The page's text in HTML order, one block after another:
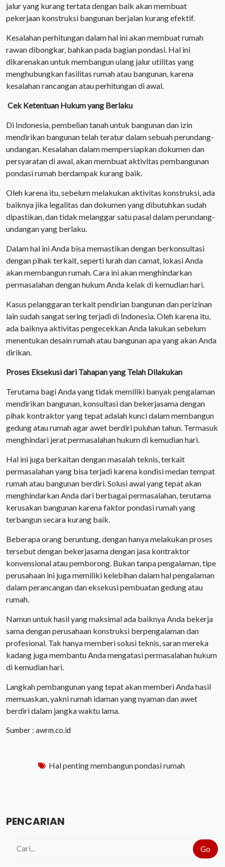
jalur yang kurang tertata dengan baik akan membuat
pekerjaan konstruksi bangunan berjalan kurang efektif.
Kesalahan perhitungan dalam hal ini akan membuat rumah
rawan dibongkar, bahkan pada bagian pondasi. Hal ini
dikarenakan untuk membangun ulang jalur utilitas yang
menghubungkan fasilitas rumah atau bangunan, karena
kesalahan rancangan atau perhitungan di awal.
Cek Ketentuan Hukum yang Berlaku
Di Indonesia, pembelian tanah untuk bangunan dan izin
mendirikan bangunan telah teratur dalam sebuah perundang-
undangan. Kesalahan dalam mempersiapkan dokumen dan
persyaratan di awal, akan membuat aktivitas pembangunan
pondasi rumah berdampak kurang baik.
Oleh karena itu, sebelum melakukan aktivitas konstruksi, ada
baiknya jika legalitas dan dokumen yang dibutuhkan sudah
dipastikan, dan tidak melanggar satu pasal dalam perundang-
undangan yang berlaku.
Dalam hal ini Anda bisa memastikan dengan berkonsultasi
dengan pihak terkait, seperti lurah dan camat, lokasi Anda
akan membangun rumah. Cara ini akan menghindarkan
permasalahan dengan hukum Anda kelak di kemudian hari.
Kasus pelanggaran terkait pendirian bangunan dan perizinan
lain sudah sangat sering terjadi di Indonesia. Oleh karena itu,
ada baiknya aktivitas pengecekkan Anda lakukan sebelum
menentukan desain rumah atau bangunan apa yang akan Anda
dirikan.
Proses Eksekusi dari Tahapan yang Telah Dilakukan
Terutama bagi Anda yang tidak memiliki banyak pengalaman
mendirikan bangunan, konsultasi dan bekerjasama dengan
pihak kontraktor yang tepat adalah kunci dalam membangun
gedung atau rumah agar awet berdiri puluhan tahun. Termasuk
menghindari jerat permasalahan hukum di kemudian hari.
Hal ini juga berkaitan dengan masalah teknis, terkait
permasalahan yang bisa terjadi karena kondisi medan tempat
rumah atau bangunan berdiri. Solusi awal yang tepat akan
menghindarkan Anda dari berbagai permasalahan, terutama
kerusakan bangunan karena faktor pondasi rumah yang
terbangun secara kurang baik.
Beberapa orang beruntung, dengan hanya melakukan proses
tersebut dengan bekerjasama dengan jasa kontraktor
konvensional atau pemborong. Bukan tanpa pengalaman, tipe
perusahaan ini juga memiliki kelebihan dalam hal pengalaman
dalam perancangan dan eksekusi pembuatan gedung atau
rumah.
Namun untuk hasil yang maksimal ada baiknya Anda bekerja
sama dengan perusahaan konstruksi berpengalaman dan
profesional. Tak hanya memberi solusi teknis, saran mereka
kadang juga membantu Anda mengatasi permasalahan hukum
di kemudian hari.
Langkah pembangunan yang tepat akan memberi Anda hasil
memuaskan, yakni rumah idaman yang nyaman dan awet
berdiri dalam jangka waktu lama.
Sumber : awrm.co.id
Hal penting membangun pondasi rumah
PENCARIAN
Go